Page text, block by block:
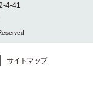
4-41
サイトマップ